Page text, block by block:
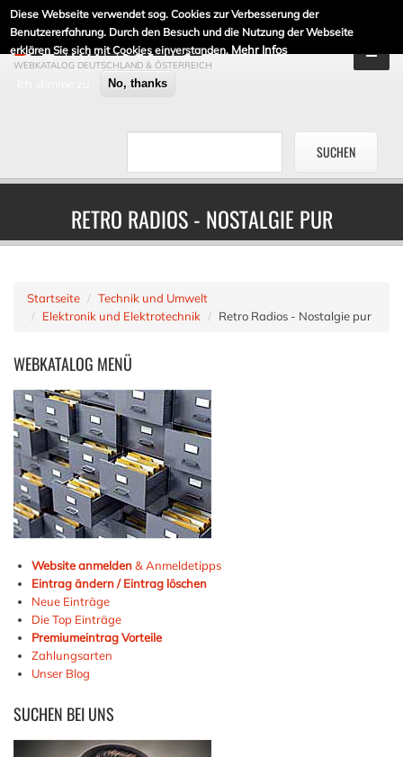
Diese Webseite verwendet sog. Cookies zur Verbesserung der
Benutzererfahrung. Durch den Besuch und die Nutzung der Webseite
erklären Sie sich mit Cookies einverstanden. Mehr Infos
No, thanks
DE-LINKLISTE.DE
WEBKATALOG DEUTSCHLAND & ÖSTERREICH
RETRO RADIOS - NOSTALGIE PUR
Startseite
Technik und Umwelt
Elektronik und Elektrotechnik
Retro Radios - Nostalgie pur
WEBKATALOG MENÜ
Website anmelden& Anmeldetipps
Eintrag ändern / Eintrag löschen
Neue Einträge
Die Top Einträge
Premiumeintrag Vorteile
Zahlungsarten
Unser Blog
SUCHEN BEI UNS